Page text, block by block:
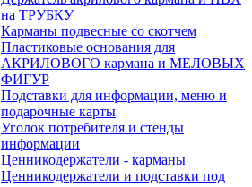
на ТРУБКУ
Карманы подвесные со скотчем
Пластиковые основания для
АКРИЛОВОГО кармана и МЕЛОВЫХ
ФИГУР
Подставки для информации, меню и
подарочные карты
Уголок потребителя и стенды
информации
Ценникодержатели - карманы
Ценникодержатели и подставки под